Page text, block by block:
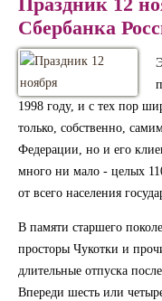
Сбербанка
1998 году, и с тех пор
только, собственно,
Федерации, но и его
много ни мало - целых
от всего населения
В памяти старшего
просторы Чукотки и
длительные отпуска
Впереди шесть или